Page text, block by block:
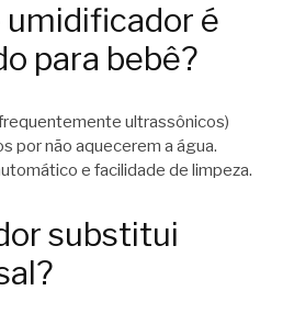
umidificador é
para bebê?
ultrassônicos)
por não aquecerem a água.
e facilidade de limpeza.
substitui